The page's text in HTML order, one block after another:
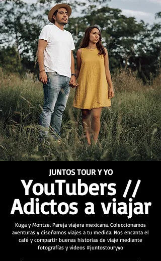
JUNTOS TOUR Y YO
YouTubers //
Adictos a viajar
Kuga y Montze. Pareja viajera mexicana. Coleccionamos
aventuras y diseñamos viajes a tu medida. Nos encanta el
café y compartir buenas historias de viaje mediante
fotografías y videos #juntostouryyo